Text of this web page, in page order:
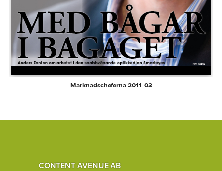
Marknadscheferna 2011‑03
CONTENT AVENUE AB